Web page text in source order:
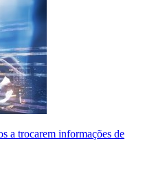
a trocarem informações de